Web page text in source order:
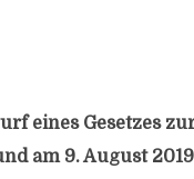
eines Gesetzes
am 9. August